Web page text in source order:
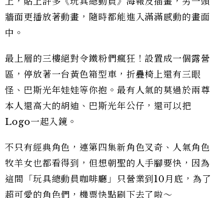
牆面更播放著動畫，隨時都能進入滿滿感動的畫面
中。
最上層的三樓絕對令鐵粉們瘋狂！設置成一個露營
區，停放著一台黃色箱型車，折疊椅上還有三眼
怪、巴斯光年娃娃等你抱。最有人氣的莫過於兩尊
本人還高大的胡迪、巴斯光年公仔，還可以把
Logo一起入鏡。
不只有經典角色，連第四集新角色叉奇、人氣角色
牧羊女也都看得到，但想朝聖的人手腳要快，因為
這間「玩具總動員咖啡廳」只營業到10月底，為了
超可愛的角色們，機票快點刷下去了啦～